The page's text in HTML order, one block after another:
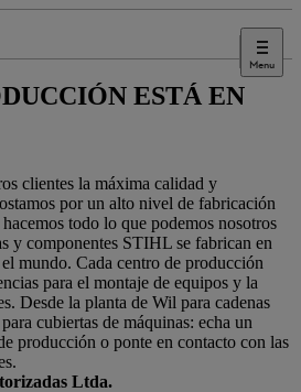
Menu
ESTÁ EN
clientes la máxima calidad y
por un alto nivel de fabricación
todo lo que podemos nosotros
y componentes STIHL se fabrican en
mundo. Cada centro de producción
para el montaje de equipos y la
Desde la planta de Wil para cadenas
cubiertas de máquinas: echa un
producción o ponte en contacto con las
Ltda.